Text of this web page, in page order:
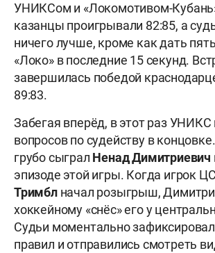
УНИКСом и «Локомотивом-
казанцы проигрывали 82:85, а
ничего лучше, кроме как дать
«Локо» в последние 15 секунд.
завершилась победой
89:83.
Забегая вперёд, в этот раз УНИКС
вопросов по судейству в
грубо сыграл Ненад Димитриевич
эпизоде этой игры. Когда игрок
Тримбл начал розыгрыш,
хоккейному «снёс» его у
Судьи моментально
правил и отправились смотреть